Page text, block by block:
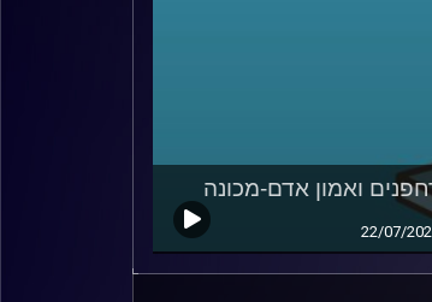
ואמון אדם-מכונה
22/07/